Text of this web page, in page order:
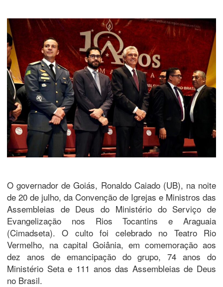
O governador de Goiás, Ronaldo Caiado (UB), na noite
de 20 de julho, da Convenção de Igrejas e Ministros das
Assembleias de Deus do Ministério do Serviço de
Evangelização nos Rios Tocantins e Araguaia
(Cimadseta). O culto foi celebrado no Teatro Rio
Vermelho, na capital Goiânia, em comemoração aos
dez anos de emancipação do grupo, 74 anos do
Ministério Seta e 111 anos das Assembleias de Deus
no Brasil.